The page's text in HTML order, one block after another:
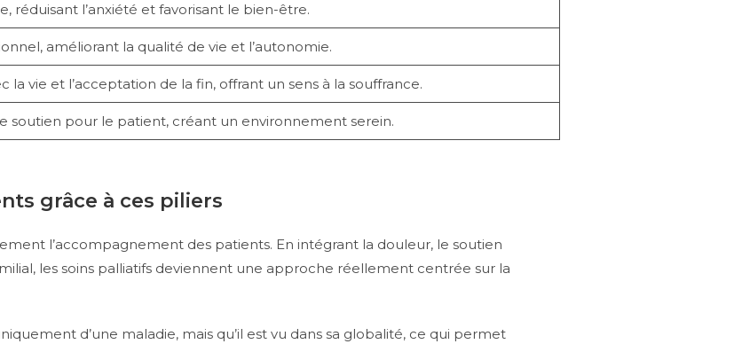
réduisant l’anxiété et favorisant le bien-être.
améliorant la qualité de vie et l’autonomie.
la vie et l’acceptation de la fin, offrant un sens à la souffrance.
soutien pour le patient, créant un environnement serein.
grâce à ces piliers
l’accompagnement des patients. En intégrant la douleur, le soutien
les soins palliatifs deviennent une approche réellement centrée sur la
d’une maladie, mais qu’il est vu dans sa globalité, ce qui permet